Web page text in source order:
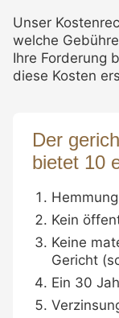
Unser
welche
Ihre Forderung
diese Kosten
Der
bietet 10
Kein
Keine
Gericht
Ein 30